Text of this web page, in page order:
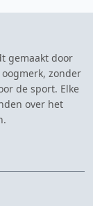
gemaakt door
zonder
de sport. Elke
over het